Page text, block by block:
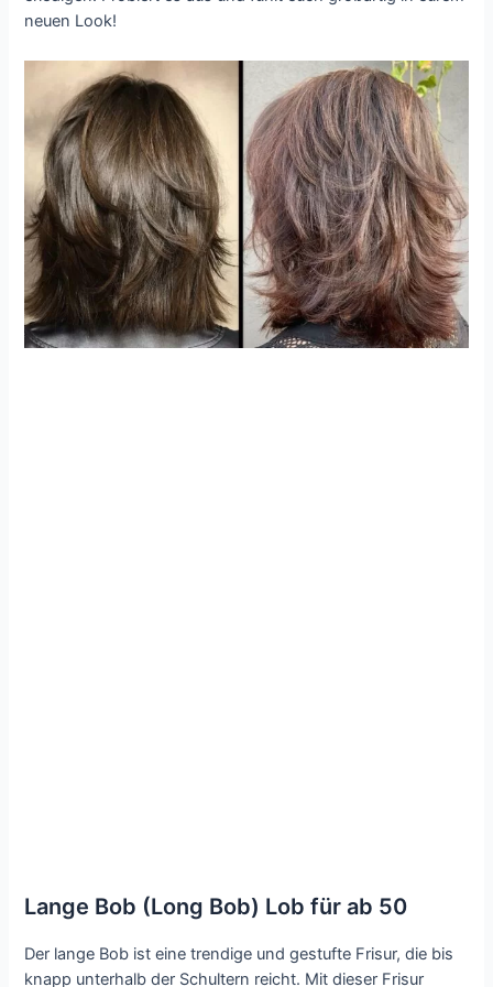
neuen Look!
Lange Bob (Long Bob) Lob für ab 50
Der lange Bob ist eine trendige und gestufte Frisur, die bis
knapp unterhalb der Schultern reicht. Mit dieser Frisur